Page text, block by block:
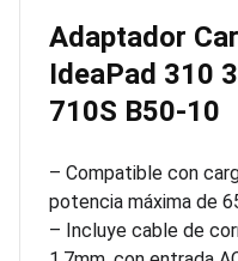
Adaptador
IdeaPad 310
710S B50-10
– Compatible con
potencia máxima de
– Incluye cable de